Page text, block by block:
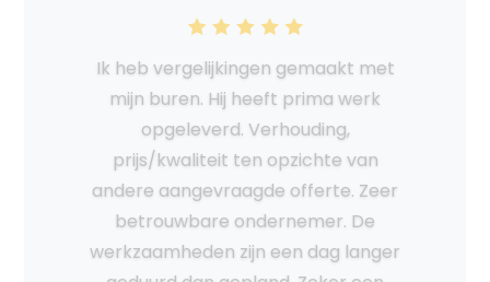
Hij kan echt alles, heeft het hele huis
gerenoveerd en luistert naar de
wensen van de klant. Toen ik
bijvoorbeeld iets anders wilde
luisterde hij daarnaar veranderde hij